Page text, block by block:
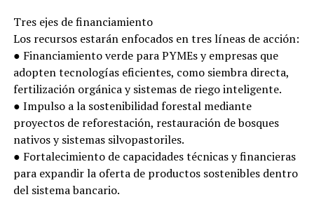
Tres ejes de financiamiento
Los recursos estarán enfocados en tres líneas de acción:
● Financiamiento verde para PYMEs y empresas que
adopten tecnologías eficientes, como siembra directa,
fertilización orgánica y sistemas de riego inteligente.
● Impulso a la sostenibilidad forestal mediante
proyectos de reforestación, restauración de bosques
nativos y sistemas silvopastoriles.
● Fortalecimiento de capacidades técnicas y financieras
para expandir la oferta de productos sostenibles dentro
del sistema bancario.